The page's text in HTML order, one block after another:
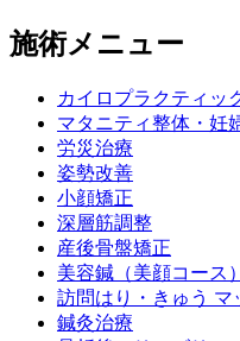
施術メニュー
カイロプラクティッ
マタニティ整体・妊
労災治療
姿勢改善
小顔矯正
深層筋調整
産後骨盤矯正
美容鍼（美顔コース）
訪問はり・きゅう マ
鍼灸治療